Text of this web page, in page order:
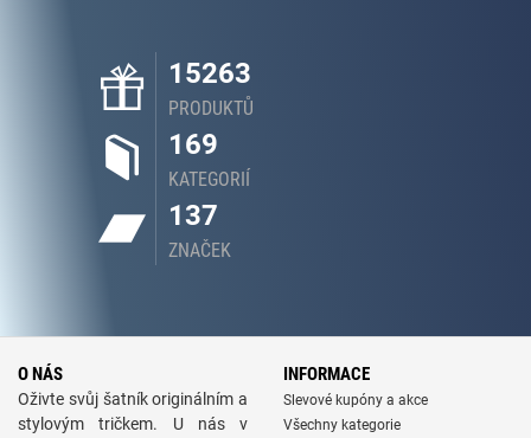
15263
PRODUKTŮ
169
KATEGORIÍ
137
ZNAČEK
O NÁS
Oživte svůj šatník originálním a
stylovým tričkem. U nás v
INFORMACE
Slevové kupóny a akce
Všechny kategorie